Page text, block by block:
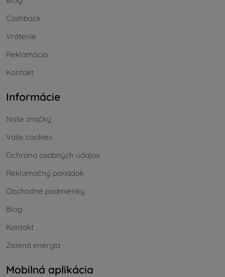
Cashback
Vrátenie
Reklamácia
Kontakt
Informácie
Naše značky
Vaše cookies
Ochrana osobných údajov
Reklamačný poriadok
Obchodné podmienky
Blog
Kontakt
Zelená energia
Mobilná aplikácia